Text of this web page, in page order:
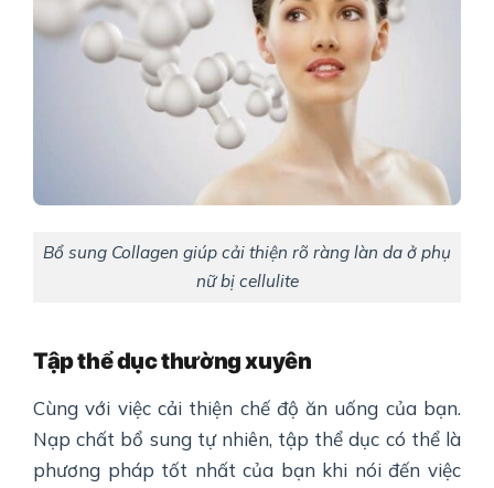
Bổ sung Collagen giúp cải thiện rõ ràng làn da ở phụ
nữ bị cellulite
Tập thể dục thường xuyên
Cùng với việc cải thiện chế độ ăn uống của bạn.
Nạp chất bổ sung tự nhiên, tập thể dục có thể là
phương pháp tốt nhất của bạn khi nói đến việc